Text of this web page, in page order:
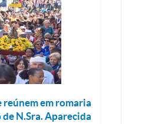
reúnem em romaria
N.Sra. Aparecida